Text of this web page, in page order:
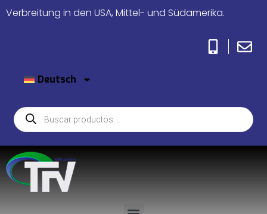
Verbreitung in den USA, Mittel- und Südamerika.
Deutsch